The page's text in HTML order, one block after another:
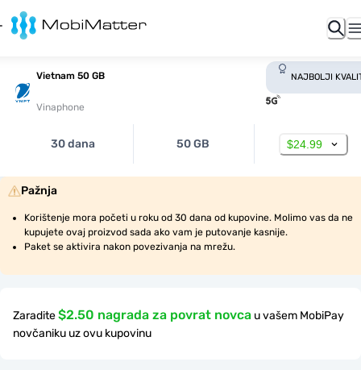
Vietnam 50 GB
Vinaphone
NAJBOLJI
30 dana 50 GB $24.99
Pažnja
Korištenje mora početi u roku od 30 dana od kupovine. Molimo vas da ne
kupujete ovaj proizvod sada ako vam je putovanje kasnije.
Paket se aktivira nakon povezivanja na mrežu.
Zaradite$2.50 nagrada za povrat novca u vašem MobiPay
novčaniku uz ovu kupovinu